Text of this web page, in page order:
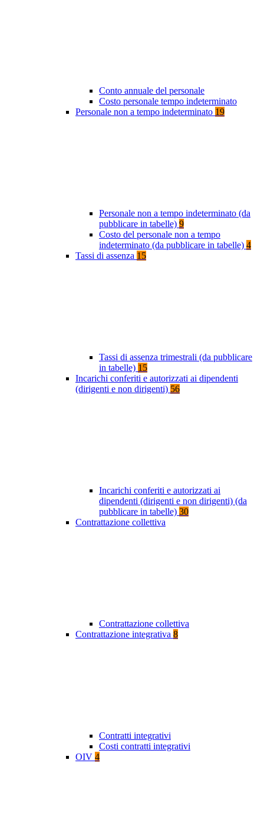
Conto annuale del personale
Costo personale tempo indeterminato
Personale non a tempo indeterminato 19
Personale non a tempo indeterminato (da
pubblicare in tabelle) 9
Costo del personale non a tempo
indeterminato (da pubblicare in tabelle) 4
Tassi di assenza 15
Tassi di assenza trimestrali (da pubblicare
in tabelle) 15
Incarichi conferiti e autorizzati ai dipendenti
(dirigenti e non dirigenti) 56
Incarichi conferiti e autorizzati ai
dipendenti (dirigenti e non dirigenti) (da
pubblicare in tabelle) 30
Contrattazione collettiva
Contrattazione collettiva
Contrattazione integrativa 8
Contratti integrativi
Costi contratti integrativi
OIV 4